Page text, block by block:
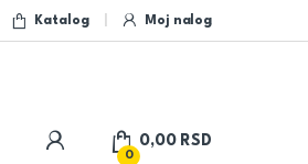
Katalog Moj nalog
My Account
0
0,00 RSD